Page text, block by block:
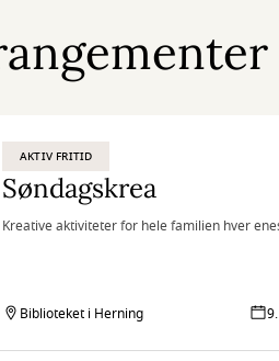
AKTIV FRITID
Søndagskrea
Kreative aktiviteter for hele familien hver
Biblioteket i Herning